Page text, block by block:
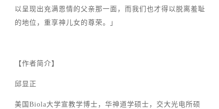
以呈现出充满恩情的父亲那一面，而我们也才得以脱离羞耻
的地位，重享神儿女的尊荣。」
【作者简介】
邱显正
美国Biola大学宣教学博士，华神道学硕士，交大光电所硕